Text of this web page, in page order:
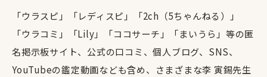
「ウラスピ」「レディスピ」「2ch（5ちゃんねる）」
「ウラコミ」「Lily」「ココサーチ」「まいうら」等の匿
名掲示板サイト、公式の口コミ、個人ブログ、SNS、
YouTubeの鑑定動画なども含め、さまざまな李 寅錫先生